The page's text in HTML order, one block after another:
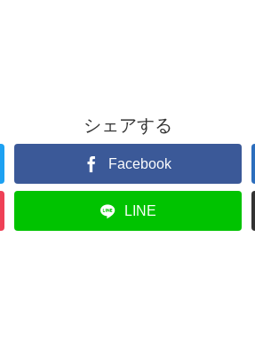
シェアする
Facebook
LINE